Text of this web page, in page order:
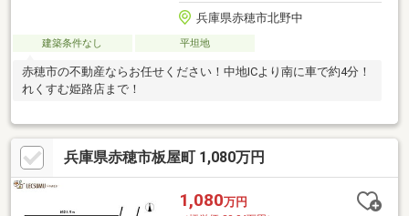
兵庫県赤穂市北野中
建築条件なし 平坦地
赤穂市の不動産ならお任せください！中地ICより南に車で約4分！
れくすむ姫路店まで！
兵庫県赤穂市板屋町 1,080万円
1,080万円